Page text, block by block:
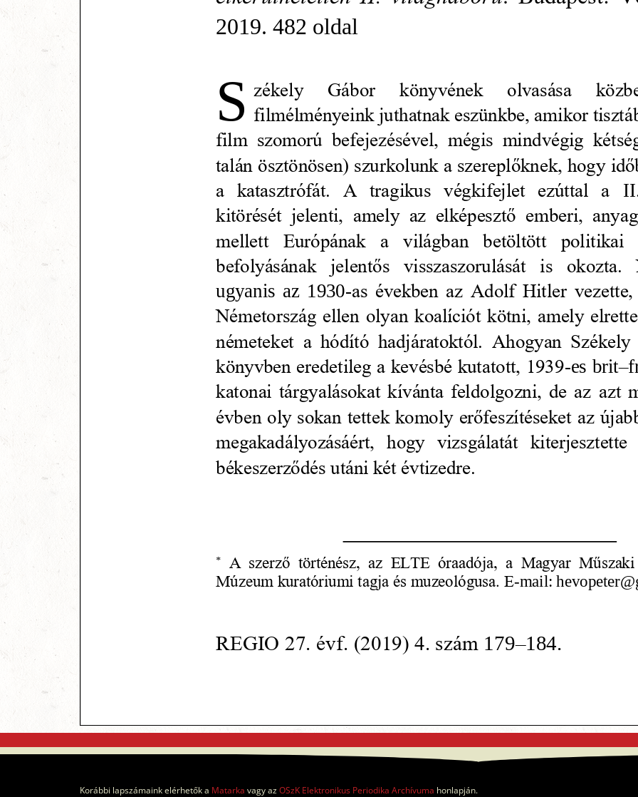
Korábbi lapszámaink elérhetők a Matarka vagy azOSzK Elektronikus Periodika Archívuma honlapján.